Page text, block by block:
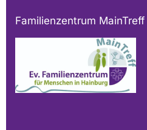
Familienzentrum MainTreff